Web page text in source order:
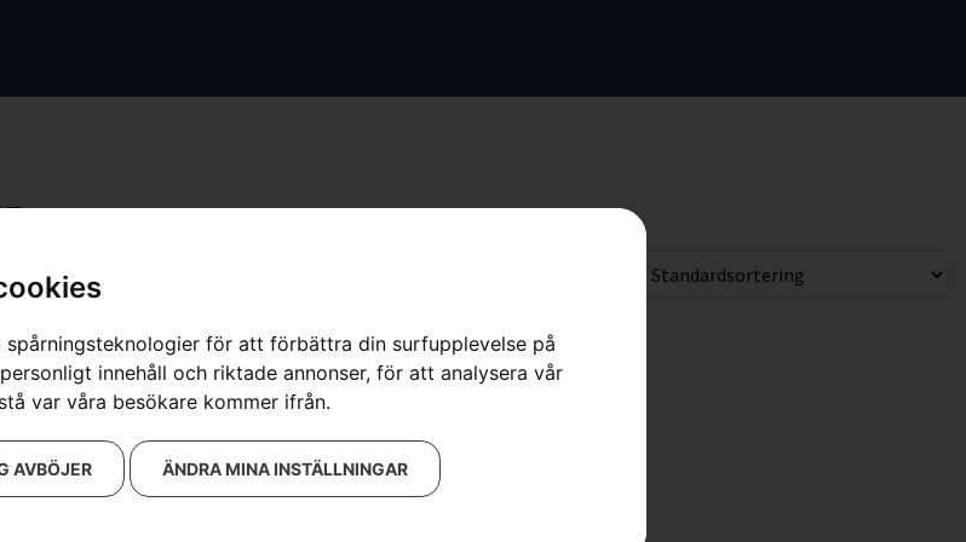
spårningsteknologier för att förbättra din surfupplevelse på
innehåll och riktade annonser, för att analysera vår
var våra besökare kommer ifrån.
AVBÖJER ÄNDRA MINA INSTÄLLNINGAR